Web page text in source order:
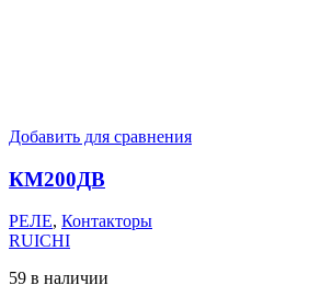
Добавить для сравнения
КМ200ДВ
РЕЛЕ, Контакторы
RUICHI
59 в наличии